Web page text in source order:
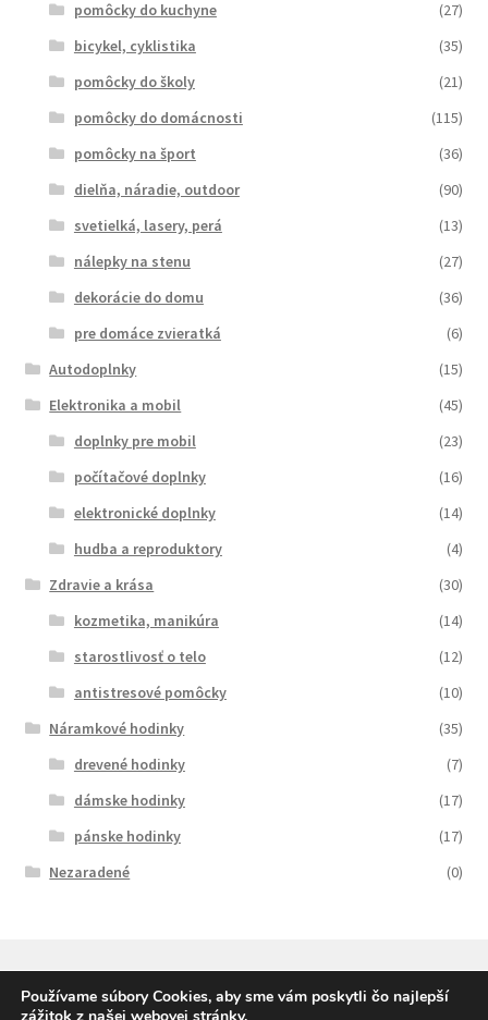
pomôcky do kuchyne
(27)
bicykel, cyklistika
(35)
pomôcky do školy
(21)
pomôcky do domácnosti
(115)
pomôcky na šport
(36)
dielňa, náradie, outdoor
(90)
svetielká, lasery, perá
(13)
nálepky na stenu
(27)
dekorácie do domu
(36)
pre domáce zvieratká
(6)
Autodoplnky
(15)
Elektronika a mobil
(45)
doplnky pre mobil
(23)
počítačové doplnky
(16)
elektronické doplnky
(14)
hudba a reproduktory
(4)
Zdravie a krása
(30)
kozmetika, manikúra
(14)
starostlivosť o telo
(12)
antistresové pomôcky
(10)
Náramkové hodinky
(35)
drevené hodinky
(7)
dámske hodinky
(17)
pánske hodinky
(17)
Nezaradené
(0)
Používame súbory Cookies, aby sme vám poskytli čo najlepší